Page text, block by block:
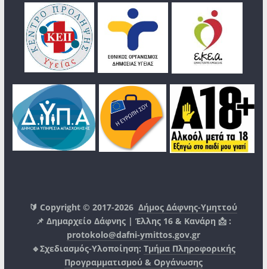
🔰 Copyright © 2017-2026Δήμος Δάφνης-Υμηττού
📌 Δημαρχείο Δάφνης | Έλλης 16 & Κανάρη 📩 :
protokolo@dafni-ymittos.gov.gr
🔹Σχεδιασμός-Υλοποίηση: Τμήμα Πληροφορικής
Προγραμματισμού & Οργάνωσης